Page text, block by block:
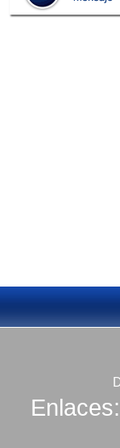
Enlaces: